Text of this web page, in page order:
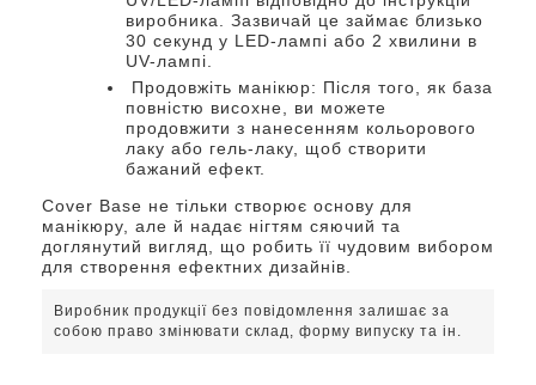
виробника. Зазвичай це займає близько
30 секунд у LED-лампі або 2 хвилини в
UV-лампі.
Продовжіть манікюр: Після того, як база
повністю висохне, ви можете
продовжити з нанесенням кольорового
лаку або гель-лаку, щоб створити
бажаний ефект.
Cover Base не тільки створює основу для
манікюру, але й надає нігтям сяючий та
доглянутий вигляд, що робить її чудовим вибором
для створення ефектних дизайнів.
Виробник продукції без повідомлення залишає за
собою право змінювати склад, форму випуску та ін.